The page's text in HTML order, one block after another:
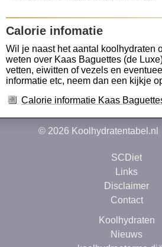
Calorie infomatie
Wil je naast het aantal koolhydraten
weten over Kaas Baguettes (de
vetten, eiwitten of vezels en
informatie etc, neem dan een kijkje
Calorie informatie Kaas
© 2026 Koolhydratentabel.nl
SCDiet
Links
Disclaimer
Contact
Koolhydraten
Nieuws